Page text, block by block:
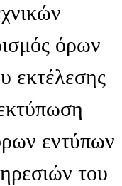
όρων
εκτέλεσης
εντύπων
του